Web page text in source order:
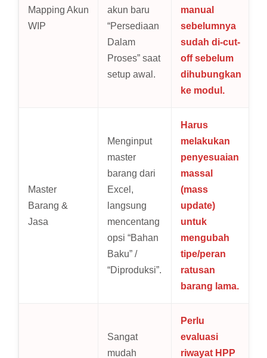
Mapping Akun
WIP
akun baru
“Persediaan
Dalam
Proses” saat
setup awal.
manual
sebelumnya
sudah di-cut-
off sebelum
dihubungkan
ke modul.
Master
Barang &
Jasa
Menginput
master
barang dari
Excel,
langsung
mencentang
opsi “Bahan
Baku” /
“Diproduksi”.
Harus
melakukan
penyesuaian
massal
(mass
update)
untuk
mengubah
tipe/peran
ratusan
barang lama.
Sangat
mudah
Perlu
evaluasi
riwayat HPP